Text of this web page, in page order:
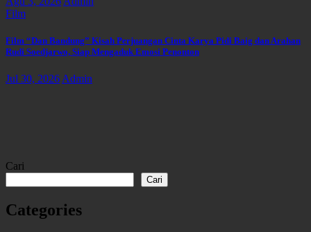
Film
Film “Dan Bandung” Kisah Perjuangan Cinta Karya Pidi Baig dan Arahan
Rudi Soedjarwo, Siap Mengaduk Emosi Penonton
Jul 30, 2026 Admin
Cari
Cari
Categories